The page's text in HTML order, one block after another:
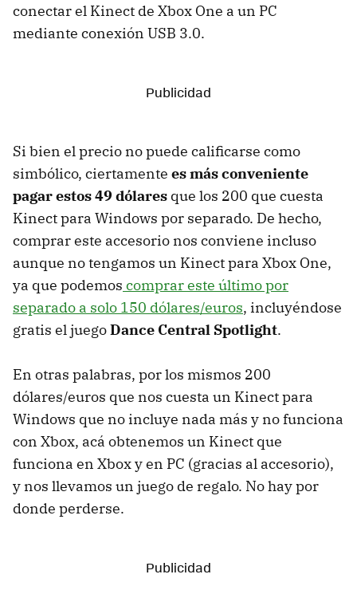
conectar el Kinect de Xbox One a un PC
mediante conexión USB 3.0.
Si bien el precio no puede calificarse como
simbólico, ciertamente es más conveniente
pagar estos 49 dólares que los 200 que cuesta
Kinect para Windows por separado. De hecho,
comprar este accesorio nos conviene incluso
aunque no tengamos un Kinect para Xbox One,
ya que podemos comprar este último por
separado a solo 150 dólares/euros, incluyéndose
gratis el juegoDance Central Spotlight.
En otras palabras, por los mismos 200
dólares/euros que nos cuesta un Kinect para
Windows que no incluye nada más y no funciona
con Xbox, acá obtenemos un Kinect que
funciona en Xbox y en PC (gracias al accesorio),
y nos llevamos un juego de regalo. No hay por
donde perderse.